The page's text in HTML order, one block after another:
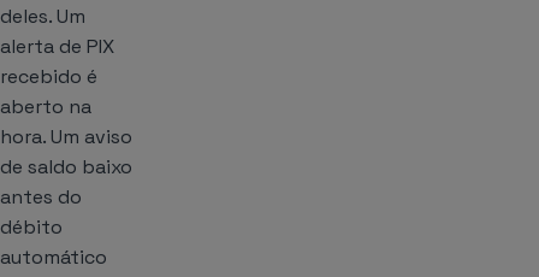
deles. Um
alerta de PIX
recebido é
aberto na
hora. Um aviso
de saldo baixo
antes do
débito
automático